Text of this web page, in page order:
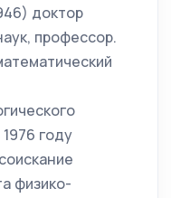
доктор
профессор.
году
физико-